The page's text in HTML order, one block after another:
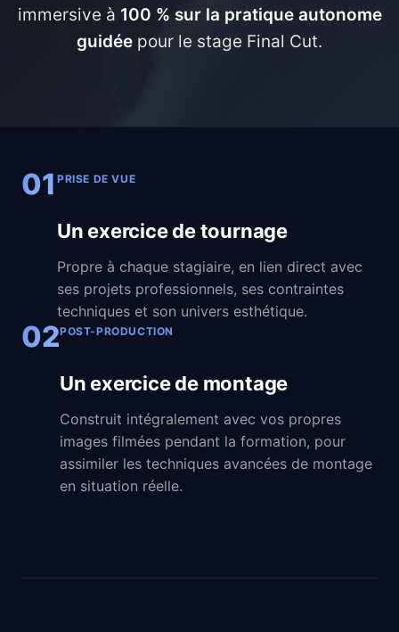
immersive à 100 % sur la pratique autonome
guidée pour le stage Final Cut.
01 PRISE DE VUE
Un exercice de tournage
Propre à chaque stagiaire, en lien direct avec
ses projets professionnels, ses contraintes
techniques et son univers esthétique.
02POST-PRODUCTION
Un exercice de montage
Construit intégralement avec vos propres
images filmées pendant la formation, pour
assimiler les techniques avancées de montage
en situation réelle.